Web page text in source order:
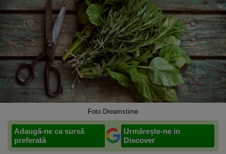
Foto Dreamstime
Adaugă-ne ca sursă
preferată
Urmărește-ne in
Discover